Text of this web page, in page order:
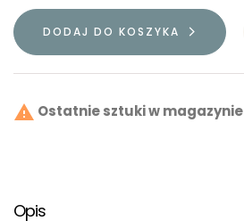
DODAJ DO KOSZYKA
 Ostatnie sztuki w magazynie
Opis